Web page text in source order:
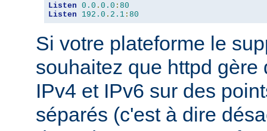
Listen 0.0 . 0.0 : 80
Listen
192.0 . 2.1 : 80
Si votre plateforme le
souhaitez que httpd gère
IPv4 et IPv6 sur des
séparés (c'est à dire